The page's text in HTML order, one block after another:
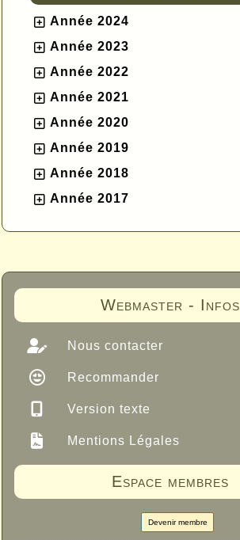
Année 2024
Année 2023
Année 2022
Année 2021
Année 2020
Année 2019
Année 2018
Année 2017
Webmaster - Infos
Nous contacter
Recommander
Version texte
Mentions Légales
Espace membres
Devenir membre